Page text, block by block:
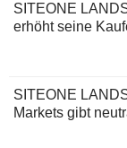
SITEONE
erhöht seine
SITEONE
Markets gibt